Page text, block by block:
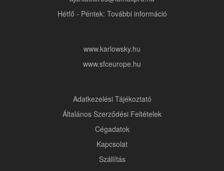
Hétfő - Péntek: További információ
www.karlowsky.hu
www.sfceurope.hu
Adatkezelési Tájékoztató
Általános Szerződési Feltételek
Cégadatok
Kapcsolat
Szállítás